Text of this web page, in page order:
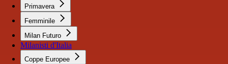
Primavera
Femminile
Milan Futuro
Milanisti d'Italia
Coppe Europee